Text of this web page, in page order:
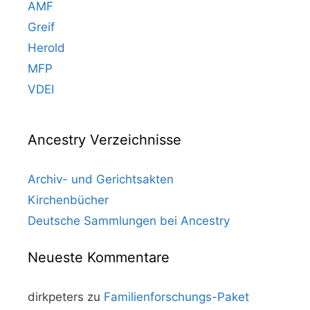
AMF
Greif
Herold
MFP
VDEI
Ancestry Verzeichnisse
Archiv- und Gerichtsakten
Kirchenbücher
Deutsche Sammlungen bei Ancestry
Neueste Kommentare
dirkpeters zu Familienforschungs-Paket